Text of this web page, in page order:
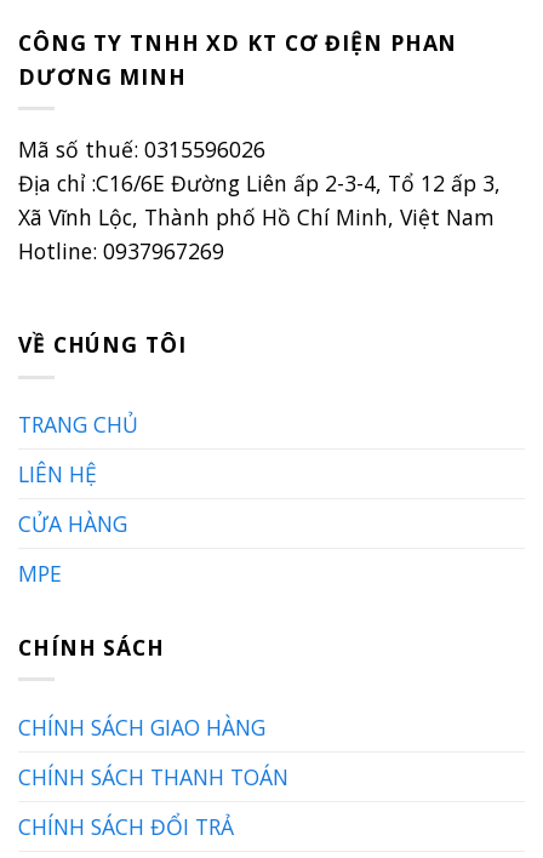
CÔNG TY TNHH XD KT CƠ ĐIỆN PHAN
DƯƠNG MINH
Mã số thuế: 0315596026
Địa chỉ :C16/6E Đường Liên ấp 2-3-4, Tổ 12 ấp 3,
Xã Vĩnh Lộc, Thành phố Hồ Chí Minh, Việt Nam
Hotline: 0937967269
VỀ CHÚNG TÔI
TRANG CHỦ
LIÊN HỆ
CỬA HÀNG
MPE
CHÍNH SÁCH
CHÍNH SÁCH GIAO HÀNG
CHÍNH SÁCH THANH TOÁN
CHÍNH SÁCH ĐỔI TRẢ